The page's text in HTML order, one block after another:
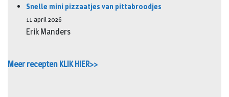
Snelle mini pizzaatjes van pittabroodjes
11 april 2026
Erik Manders
Meer recepten KLIK HIER>>